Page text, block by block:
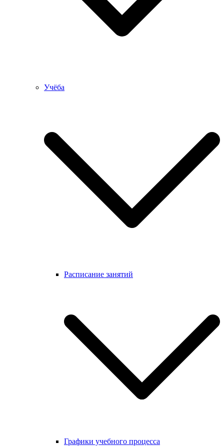
Учёба
Расписание занятий
Графики учебного процесса